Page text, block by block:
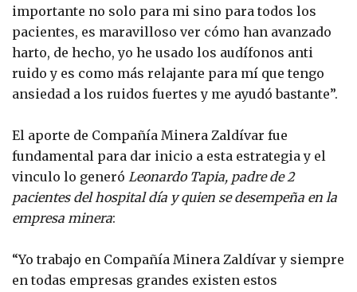
importante no solo para mi sino para todos los
pacientes, es maravilloso ver cómo han avanzado
harto, de hecho, yo he usado los audífonos anti
ruido y es como más relajante para mí que tengo
ansiedad a los ruidos fuertes y me ayudó bastante”.
El aporte de Compañía Minera Zaldívar fue
fundamental para dar inicio a esta estrategia y el
vinculo lo generó Leonardo Tapia, padre de 2
pacientes del hospital día y quien se desempeña en la
empresa minera:
“Yo trabajo en Compañía Minera Zaldívar y siempre
en todas empresas grandes existen estos